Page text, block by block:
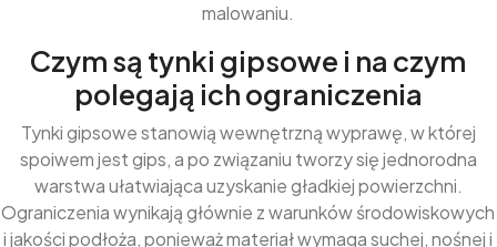
malowaniu.
Czym są tynki gipsowe i na czym
polegają ich ograniczenia
Tynki gipsowe stanowią wewnętrzną wyprawę, w której
spoiwem jest gips, a po związaniu tworzy się jednorodna
warstwa ułatwiająca uzyskanie gładkiej powierzchni.
Ograniczenia wynikają głównie z warunków środowiskowych
i jakości podłoża, ponieważ materiał wymaga suchej, nośnej i